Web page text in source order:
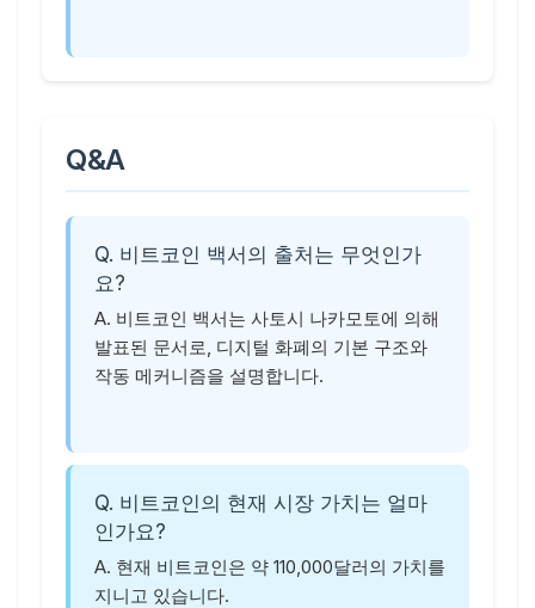
Q&A
Q. 비트코인 백서의 출처는 무엇인가
요?
A. 비트코인 백서는 사토시 나카모토에 의해
발표된 문서로, 디지털 화폐의 기본 구조와
작동 메커니즘을 설명합니다.
Q. 비트코인의 현재 시장 가치는 얼마
인가요?
A. 현재 비트코인은 약 110,000달러의 가치를
지니고 있습니다.